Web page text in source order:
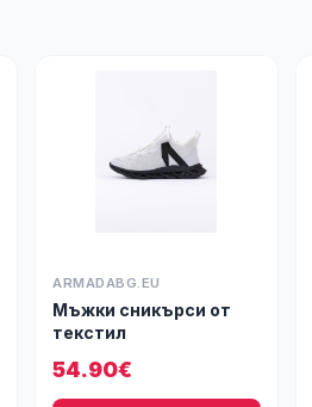
ARMADABG.EU
Мъжки сникърси от
текстил
54.90€